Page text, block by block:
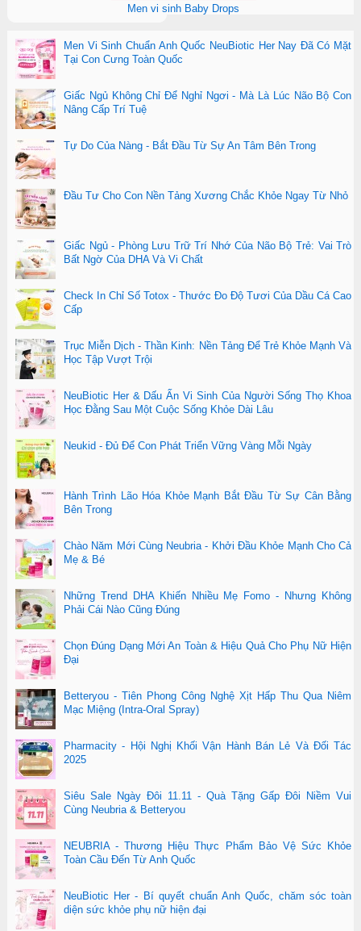
Men vi sinh Baby Drops
Men Vi Sinh Chuẩn Anh Quốc NeuBiotic Her Nay Đã Có Mặt
Tại Con Cưng Toàn Quốc
Giấc Ngủ Không Chỉ Để Nghỉ Ngơi - Mà Là Lúc Não Bộ Con
Nâng Cấp Trí Tuệ
Tự Do Của Nàng - Bắt Đầu Từ Sự An Tâm Bên Trong
Đầu Tư Cho Con Nền Tảng Xương Chắc Khỏe Ngay Từ Nhỏ
Giấc Ngủ - Phòng Lưu Trữ Trí Nhớ Của Não Bộ Trẻ: Vai Trò
Bất Ngờ Của DHA Và Vi Chất
Check In Chỉ Số Totox - Thước Đo Độ Tươi Của Dầu Cá Cao
Cấp
Trục Miễn Dịch - Thần Kinh: Nền Tảng Để Trẻ Khỏe Mạnh Và
Học Tập Vượt Trội
NeuBiotic Her & Dấu Ấn Vi Sinh Của Người Sống Thọ Khoa
Học Đằng Sau Một Cuộc Sống Khỏe Dài Lâu
Neukid - Đủ Để Con Phát Triển Vững Vàng Mỗi Ngày
Hành Trình Lão Hóa Khỏe Mạnh Bắt Đầu Từ Sự Cân Bằng
Bên Trong
Chào Năm Mới Cùng Neubria - Khởi Đầu Khỏe Mạnh Cho Cả
Mẹ & Bé
Những Trend DHA Khiến Nhiều Mẹ Fomo - Nhưng Không
Phải Cái Nào Cũng Đúng
Chọn Đúng Dạng Mới An Toàn & Hiệu Quả Cho Phụ Nữ Hiện
Đại
Betteryou - Tiên Phong Công Nghệ Xịt Hấp Thu Qua Niêm
Mạc Miệng (Intra-Oral Spray)
Pharmacity - Hội Nghị Khối Vận Hành Bán Lẻ Và Đối Tác
2025
Siêu Sale Ngày Đôi 11.11 - Quà Tặng Gấp Đôi Niềm Vui
Cùng Neubria & Betteryou
NEUBRIA - Thương Hiệu Thực Phẩm Bảo Vệ Sức Khỏe
Toàn Cầu Đến Từ Anh Quốc
NeuBiotic Her - Bí quyết chuẩn Anh Quốc, chăm sóc toàn
diện sức khỏe phụ nữ hiện đại